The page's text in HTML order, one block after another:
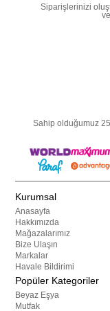
Siparişlerinizi
Sahip olduğumuz
Kurumsal
Anasayfa
Hakkımızda
Mağazalarımız
Bize Ulaşın
Markalar
Havale Bildirimi
Popüler Kategoriler
Beyaz Eşya
Mutfak